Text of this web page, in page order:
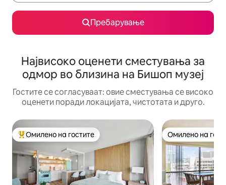
Пребарување
Највисоко оценети сместувања за
одмор во близина на Бишоп музеј
Гостите се согласуваат: овие сместувања се високо
оценети поради локацијата, чистотата и друго.
Меѓу најуспешните „Омилени на гостите“
Омилено на гостите Омилено на
Омилено на